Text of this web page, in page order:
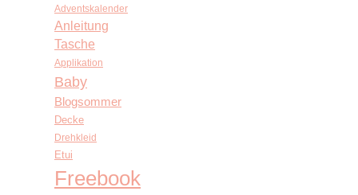
Adventskalender
Anleitung
Tasche
Applikation
Baby
Blogsommer
Decke
Drehkleid
Etui
Freebook